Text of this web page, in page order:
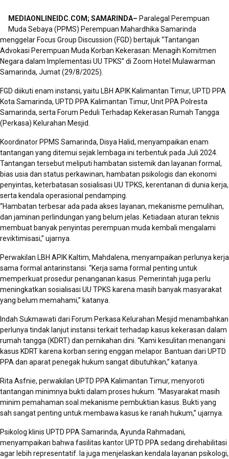
MEDIAONLINEIDC.COM; SAMARINDA– Paralegal Perempuan
Muda Sebaya (PPMS) Perempuan Mahardhika Samarinda
menggelar Focus Group Discussion (FGD) bertajuk “Tantangan
Advokasi Perempuan Muda Korban Kekerasan: Menagih Komitmen
Negara dalam Implementasi UU TPKS” di Zoom Hotel Mulawarman
Samarinda, Jumat (29/8/2025).
FGD diikuti enam instansi, yaitu LBH APIK Kalimantan Timur, UPTD PPA
Kota Samarinda, UPTD PPA Kalimantan Timur, Unit PPA Polresta
Samarinda, serta Forum Peduli Terhadap Kekerasan Rumah Tangga
(Perkasa) Kelurahan Mesjid.
Koordinator PPMS Samarinda, Disya Halid, menyampaikan enam
tantangan yang ditemui sejak lembaga ini terbentuk pada Juli 2024.
Tantangan tersebut meliputi hambatan sistemik dan layanan formal,
bias usia dan status perkawinan, hambatan psikologis dan ekonomi
penyintas, keterbatasan sosialisasi UU TPKS, kerentanan di dunia kerja,
serta kendala operasional pendamping.
“Hambatan terbesar ada pada akses layanan, mekanisme pemulihan,
dan jaminan perlindungan yang belum jelas. Ketiadaan aturan teknis
membuat banyak penyintas perempuan muda kembali mengalami
reviktimisasi,” ujarnya.
Perwakilan LBH APIK Kaltim, Mahdalena, menyampaikan perlunya kerja
sama formal antarinstansi. “Kerja sama formal penting untuk
memperkuat prosedur penanganan kasus. Pemerintah juga perlu
meningkatkan sosialisasi UU TPKS karena masih banyak masyarakat
yang belum memahami,” katanya.
Indah Sukmawati dari Forum Perkasa Kelurahan Mesjid menambahkan
perlunya tindak lanjut instansi terkait terhadap kasus kekerasan dalam
rumah tangga (KDRT) dan pernikahan dini. “Kami kesulitan menangani
kasus KDRT karena korban sering enggan melapor. Bantuan dari UPTD
PPA dan aparat penegak hukum sangat dibutuhkan,” katanya.
Rita Asfnie, perwakilan UPTD PPA Kalimantan Timur, menyoroti
tantangan minimnya bukti dalam proses hukum. “Masyarakat masih
minim pemahaman soal mekanisme pembuktian kasus. Bukti yang
sah sangat penting untuk membawa kasus ke ranah hukum,” ujarnya.
Psikolog klinis UPTD PPA Samarinda, Ayunda Rahmadani,
menyampaikan bahwa fasilitas kantor UPTD PPA sedang direhabilitasi
agar lebih representatif. Ia juga menjelaskan kendala layanan psikologi,